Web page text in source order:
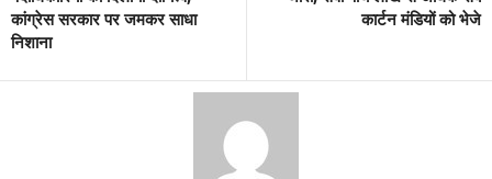
कांग्रेस सरकार पर जमकर साधा
निशाना
कार्टन मंडियों को भेजे